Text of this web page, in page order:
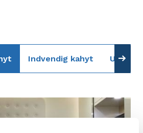
Indvendig kahyt